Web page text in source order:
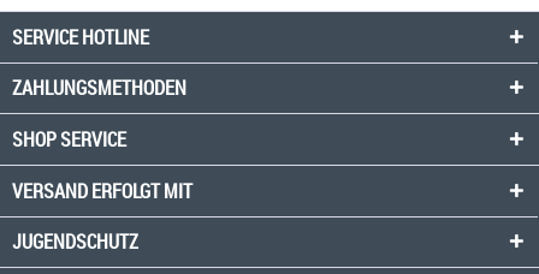
SERVICE HOTLINE
ZAHLUNGSMETHODEN
SHOP SERVICE
VERSAND ERFOLGT MIT
JUGENDSCHUTZ